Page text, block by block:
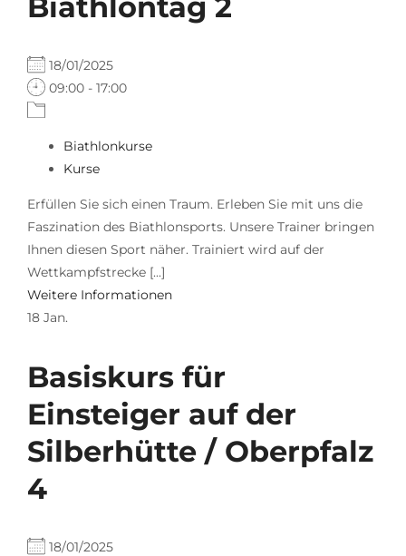
18/01/2025
09:00 - 17:00
Biathlonkurse
Kurse
Erfüllen Sie sich einen Traum. Erleben Sie mit uns die
Faszination des Biathlonsports. Unsere Trainer bringen
Ihnen diesen Sport näher. Trainiert wird auf der
Wettkampfstrecke [...]
Weitere Informationen
18 Jan.
Basiskurs für
Einsteiger auf der
Silberhütte / Oberpfalz
4
18/01/2025